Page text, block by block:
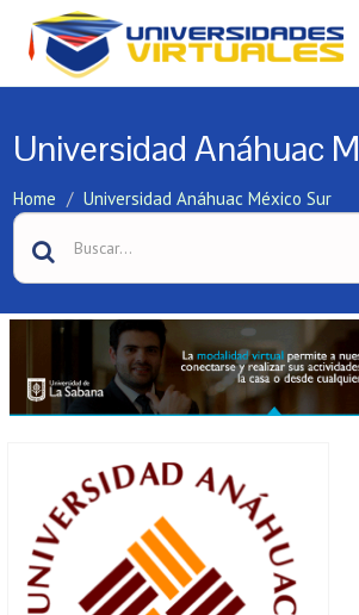
Universidad Anáhuac
Home Universidad Anáhuac México Sur